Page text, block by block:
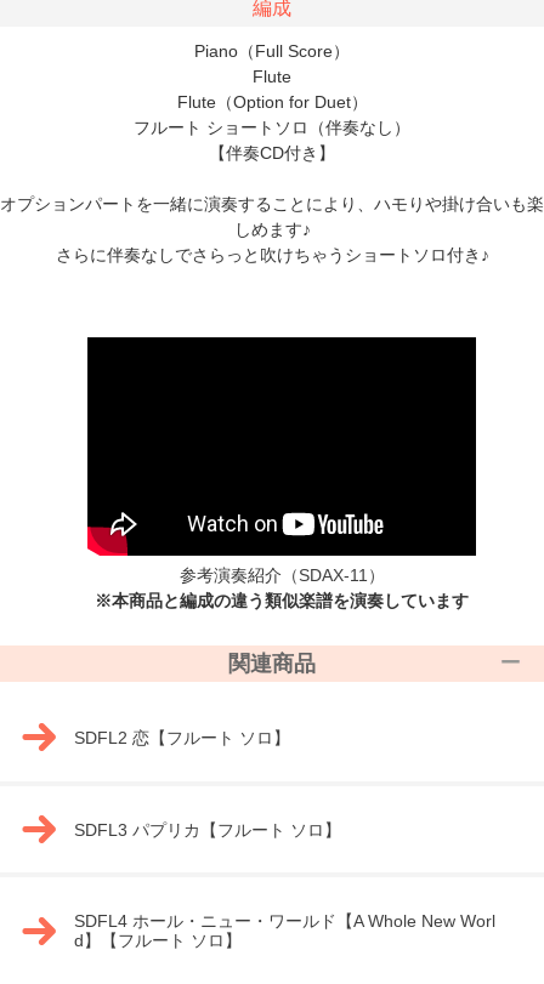
編成
Piano（Full Score）
Flute
Flute（Option for Duet）
フルート ショートソロ（伴奏なし）
【伴奏CD付き】
オプションパートを一緒に演奏することにより、ハモりや掛け合いも楽
しめます♪
さらに伴奏なしでさらっと吹けちゃうショートソロ付き♪
参考演奏紹介 （SDAX-11）
※本商品と編成の違う類似楽譜を演奏しています
関連商品
SDFL2 恋【フルート ソロ】
SDFL3 パプリカ【フルート ソロ】
SDFL4 ホール・ニュー・ワールド【A Whole New Worl
d】【フルート ソロ】